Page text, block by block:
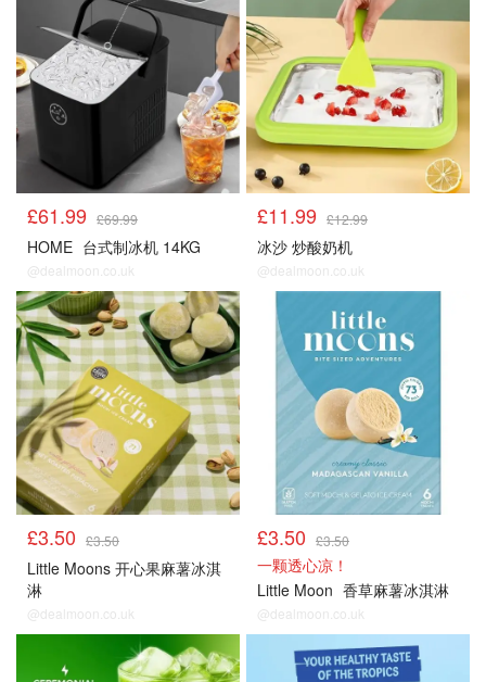
£61.99 £69.99
HOME 台式制冰机 14KG
@dealmoon.co.uk
£11.99 £12.99
冰沙 炒酸奶机
@dealmoon.co.uk
冰饮雪糕
£3.50 £3.50
Little Moons 开心果麻薯冰淇
淋
@dealmoon.co.uk
冰饮雪糕
£3.50 £3.50
一颗透心凉！
Little Moon 香草麻薯冰淇淋
@dealmoon.co.uk
冰饮雪糕